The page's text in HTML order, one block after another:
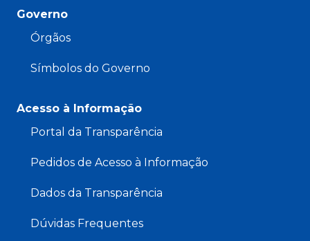
Governo
Órgãos
Símbolos do Governo
Acesso à Informação
Portal da Transparência
Pedidos de Acesso à Informação
Dados da Transparência
Dúvidas Frequentes